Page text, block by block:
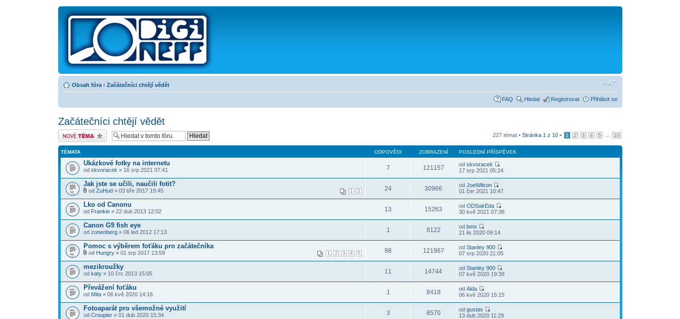
Obsah fóra ‹ Začátečníci chtějí vědět
FAQ Hledat Registrovat Přihlásit se
Začátečníci chtějí vědět
Odeslat nové téma 227 témat • Stránka 1 z 10• 1 2 3 4 5 10
TÉMATA ODPOVĚDI ZOBRAZENÍ POSLEDNÍ PŘÍSPĚVEK
Ukázkové fotky na internetu
od skvoracek » 16 srp 2021 07:41 7 121157 od skvoracek
17 srp 2021 05:24
Jak jste se učili, naučili fotit?
1 2
od ZuHud» 03 bře 2017 19:45 24 30966 od JoeWilson
01 čer 2021 10:47
Lko od Canonu
od Frankie» 22 dub 2013 12:02 13 15263 od ODSakEda
30 kvě 2021 07:38
Canon G9 fish eye
od zonenberg» 06 led 2012 17:13 1 8122 od bmx
21 lis 2020 09:14
Pomoc s výběrem foťáku pro začátečníka
1 2 3 4 5
od Hungry» 01 srp 2017 13:59 98 121967 od Stanley 900
07 srp 2020 21:05
mezikroužky
od katy» 10 črc 2013 15:05 11 14744 od Stanley 900
07 kvě 2020 19:38
Převážení foťáku
od Mita» 06 kvě 2020 14:16 1 8418 od Alda
06 kvě 2020 15:15
Fotoaparát pro všemožné využití
od Croupier» 01 dub 2020 15:34 3 8570 od gustav
13 dub 2020 11:29